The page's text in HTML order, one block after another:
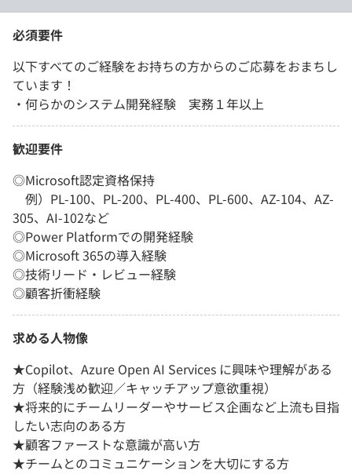
必須要件
以下すべてのご経験をお持ちの方からのご応募をおまちし
ています！
・何らかのシステム開発経験 実務１年以上
歓迎要件
◎Microsoft認定資格保持
例）PL-100、PL-200、PL-400、PL-600、AZ-104、AZ-
305、AI-102など
◎Power Platformでの開発経験
◎Microsoft 365の導入経験
◎技術リード・レビュー経験
◎顧客折衝経験
求める人物像
★Copilot、Azure Open AI Services に興味や理解がある
方（経験浅め歓迎／キャッチアップ意欲重視）
★将来的にチームリーダーやサービス企画など上流も目指
したい志向のある方
★顧客ファーストな意識が高い方
★チームとのコミュニケーションを大切にする方